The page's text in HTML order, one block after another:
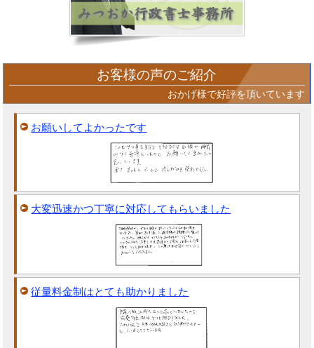
お客様の声のご紹介
おかげ様で好評を頂いています
お願いしてよかったです
大変迅速かつ丁寧に対応してもらいました
従量料金制はとても助かりました